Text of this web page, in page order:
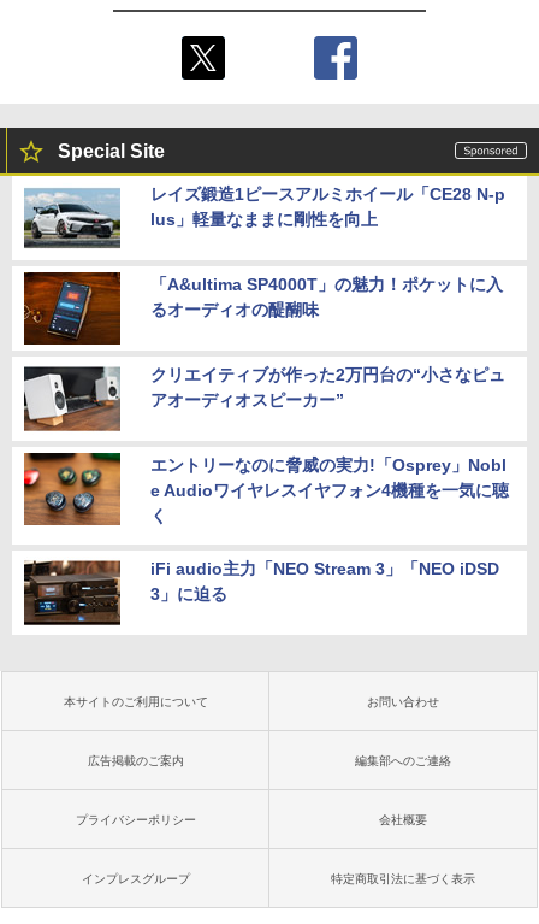
Special Site
レイズ鍛造1ピースアルミホイール「CE28 N-p
lus」軽量なままに剛性を向上
「A&ultima SP4000T」の魅力！ポケットに入
るオーディオの醍醐味
クリエイティブが作った2万円台の“小さなピュ
アオーディオスピーカー”
エントリーなのに脅威の実力!「Osprey」Nobl
e Audioワイヤレスイヤフォン4機種を一気に聴
く
iFi audio主力「NEO Stream 3」「NEO iDSD
3」に迫る
本サイトのご利用について お問い合わせ
広告掲載のご案内 編集部へのご連絡
プライバシーポリシー 会社概要
インプレスグループ 特定商取引法に基づく表示